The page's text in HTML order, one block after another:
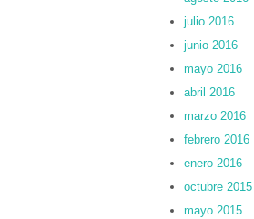
julio 2016
junio 2016
mayo 2016
abril 2016
marzo 2016
febrero 2016
enero 2016
octubre 2015
mayo 2015